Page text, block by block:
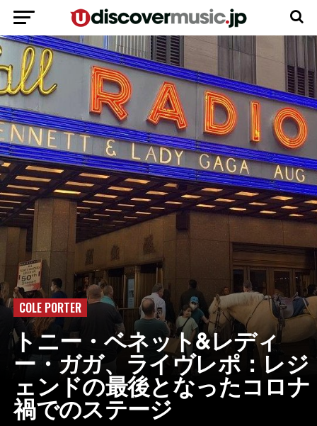
COLE PORTER
トニー・ベネット&レディ
ー・ガガ、ライヴレポ：レジ
ェンドの最後となったコロナ
禍でのステージ